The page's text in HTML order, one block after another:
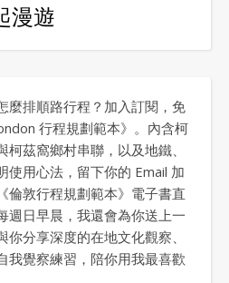
漫遊
麼排順路行程？加入訂閱，免
行程規劃範本》。內含柯
茲窩鄉村串聯，以及地鐵、
使用心法，留下你的 Email 加
倫敦行程規劃範本》電子書直
週日早晨，我還會為你送上一
分享深度的在地文化觀察、
我覺察練習，陪你用我最喜歡